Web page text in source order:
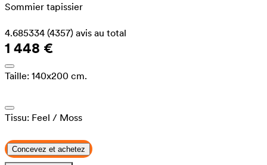
Sommier tapissier
4.685334 (4357) avis au total
1 448 €
Taille: 140x200 cm.
Tissu: Feel / Moss
Concevez et achetez